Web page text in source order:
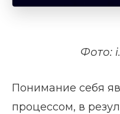
Фото:
Понимание себя
процессом, в